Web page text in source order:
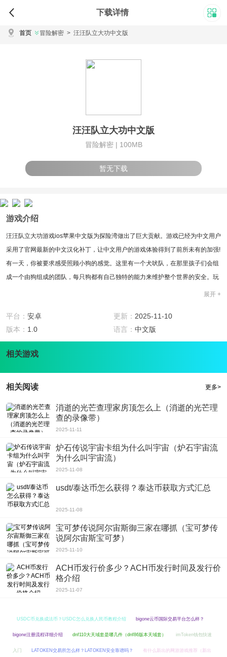
下载详情
首页 冒险解密 > 汪汪队立大功中文版
汪汪队立大功中文版
冒险解密 | 100MB
暂无下载
游戏介绍
汪汪队立大功游戏ios苹果中文版为探险湾做出了巨大贡献。游戏已经为中文用户
采用了官网最新的中文汉化补丁，让中文用户的游戏体验得到了前所未有的加强!
有一天，你被要求感受照顾小狗的感觉。这里有一个犬吠队，在那里孩子们会组
成一个由狗组成的团队，每只狗都有自己独特的能力来维护整个世界的安全。玩
游戏已经为中文用户采用了官网最新的中文汉化补丁，让中文用户的游戏体验得
到了前所未有的加强!
1、当一切发生时，都需要王王来处理。汪汪队立大功游戏ios苹果中文版是为了
3、然后照顾狗，给它们洗澡，安排睡觉，带它们去训练和参加各种救援任务。
游戏玩法
1、万一发生火灾，你应该驾驶消防车去救援;如果发生抢劫，你应该驾驶警车去
营救;不同的车辆将安排他们的职责。
充实，更有意义
3、毕竟，你在汪汪队立大功游戏ios苹果中文版所做的一切都是向上的，你可以
游戏评测
汪汪队立大功游戏ios苹果中文版可以让孩子知道什么是善与恶，区分善与恶。我
展开 +
平台： 安卓 更新： 2025-11-10
版本： 1.0 语言： 中文版
相关游戏
相关阅读 更多>
消逝的光芒查理家房顶怎么上（消逝的光芒理
查的录像带）
2025-11-11
炉石传说宇宙卡组为什么叫宇宙（炉石宇宙流
为什么叫宇宙流）
2025-11-08
usdt/泰达币怎么获得？泰达币获取方式汇总
2025-11-08
宝可梦传说阿尔宙斯御三家在哪抓（宝可梦传
说阿尔宙斯宝可梦）
2025-11-10
ACH币发行价多少？ACH币发行时间及发行价
格介绍
2025-11-07
USDC币兑换成法币？USDC怎么兑换人民币教程介绍 bigone云币国际交易平台怎么样？
bigone注册流程详细介绍 dnf110大天域套是哪几件（dnf86版本天域套） imToken钱包快速
入门 LATOKEN交易所怎么样？LATOKEN安全靠谱吗？ 有什么新出的网游游戏推荐（新出